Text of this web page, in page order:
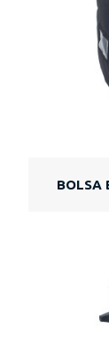
BOLSA